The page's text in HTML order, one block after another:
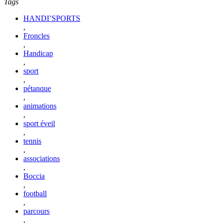
HANDI’SPORTS
,
Froncles
,
Handicap
,
sport
,
pétanque
,
animations
,
sport éveil
,
tennis
,
associations
,
Boccia
,
football
,
parcours
,